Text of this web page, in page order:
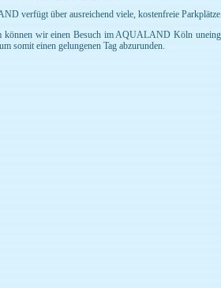
verfügt über ausreichend viele, kostenfreie Parkplätze.
wir einen Besuch im AQUALAND Köln
somit einen gelungenen Tag abzurunden.